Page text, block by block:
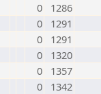
0
1286
0
1291
0
1291
0
1320
0
1357
0
1342